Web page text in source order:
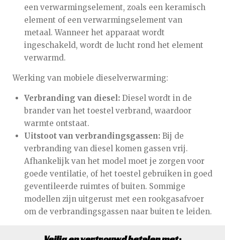
een verwarmingselement, zoals een keramisch
element of een verwarmingselement van
metaal. Wanneer het apparaat wordt
ingeschakeld, wordt de lucht rond het element
verwarmd.
Werking van mobiele dieselverwarming:
Verbranding van diesel: Diesel wordt in de
brander van het toestel verbrand, waardoor
warmte ontstaat.
Uitstoot van verbrandingsgassen: Bij de
verbranding van diesel komen gassen vrij.
Afhankelijk van het model moet je zorgen voor
goede ventilatie, of het toestel gebruiken in goed
geventileerde ruimtes of buiten. Sommige
modellen zijn uitgerust met een rookgasafvoer
om de verbrandingsgassen naar buiten te leiden.